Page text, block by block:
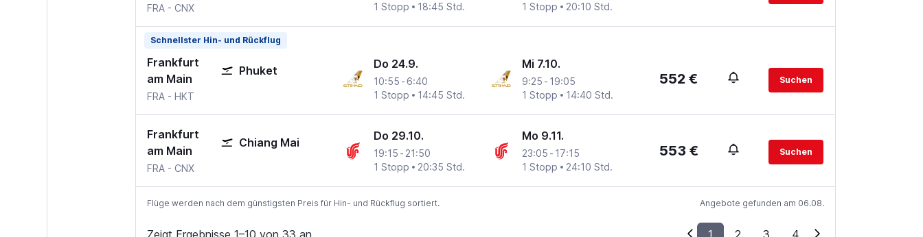
FRA Frankfurt am Main
- CNX
1 Stopp
18:45 Std.
1 Stopp
20:10 Std.
Schnellster Hin- und Rückflug
Frankfurt
am Main
Phuket
FRA Frankfurt am Main
- HKT
Do 24.9.
10:55 - 6:40
1 Stopp
14:45 Std.
Mi 7.10.
9:25 - 19:05
1 Stopp
14:40 Std.
552 € Suchen
Frankfurt
am Main
Chiang Mai
FRA Frankfurt am Main
- CNX
Do 29.10.
19:15 - 21:50
1 Stopp
20:35 Std.
Mo 9.11.
23:05 - 17:15
1 Stopp
24:10 Std.
553 € Suchen
Flüge werden nach dem günstigsten Preis für Hin- und Rückflug sortiert. Angebote gefunden am 06.08.